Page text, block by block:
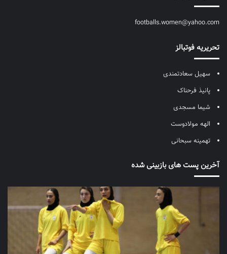
footballs.women@yahoo.com
تحریریه فوتبالز
سهیل سعادتمندی
پانیذ فرحناک
شیما مسجدی
الهه مولادوست
تهمینه سبحانی
آخرین پست های بازبینی شده